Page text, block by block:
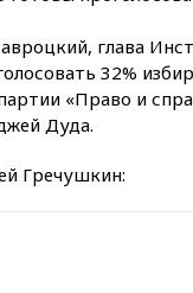
глава
32%
«Право и
Дуда.
Гречушкин: